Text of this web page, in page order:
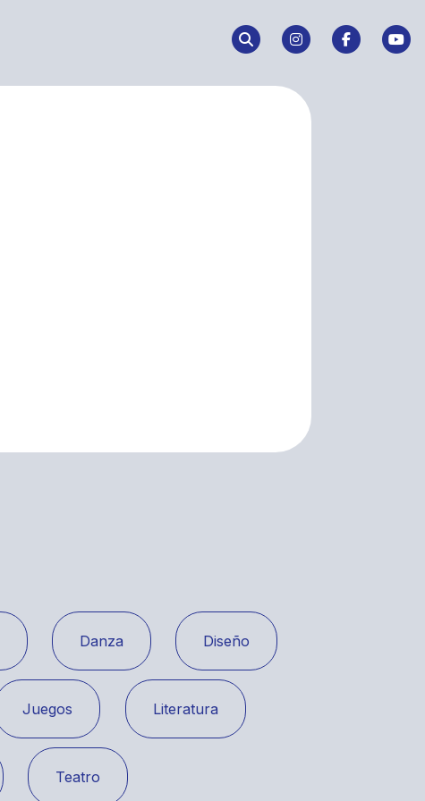
Danza Diseño
Juegos Literatura
Teatro